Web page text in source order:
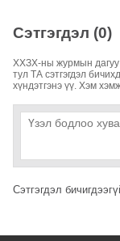
Сэтгэгдэл (0)
ХХЗХ-ны журмын дагуу
тул ТА сэтгэгдэл
хүндэтгэнэ үү. Хэм
Сэтгэгдэл